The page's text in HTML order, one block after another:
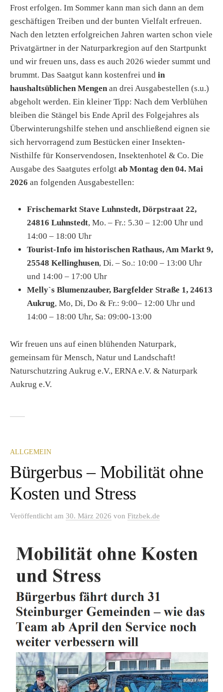
Frost erfolgen. Im Sommer kann man sich dann an dem
geschäftigen Treiben und der bunten Vielfalt erfreuen.
Nach den letzten erfolgreichen Jahren warten schon viele
Privatgärtner in der Naturparkregion auf den Startpunkt
und wir freuen uns, dass es auch 2026 wieder summt und
brummt. Das Saatgut kann kostenfrei und in
haushaltsüblichen Mengenan drei Ausgabestellen (s.u.)
abgeholt werden. Ein kleiner Tipp: Nach dem Verblühen
bleiben die Stängel bis Ende April des Folgejahres als
Überwinterungshilfe stehen und anschließend eignen sie
sich hervorragend zum Bestücken einer Insekten-
Nisthilfe für Konservendosen, Insektenhotel & Co. Die
Ausgabe des Saatgutes erfolgt ab Montag den 04. Mai
2026 an folgenden Ausgabestellen:
Frischemarkt Stave Luhnstedt, Dörpstraat 22,
24816 Luhnstedt, Mo. – Fr.: 5.30 – 12:00 Uhr und
14:00 – 18:00 Uhr
Tourist-Info im historischen Rathaus, Am Markt 9,
25548 Kellinghusen, Di. – So.: 10:00 – 13:00 Uhr
und 14:00 – 17:00 Uhr
Melly`s Blumenzauber, Bargfelder Straße 1, 24613
Aukrug, Mo, Di, Do & Fr.: 9:00– 12:00 Uhr und
14:00 – 18:00 Uhr, Sa: 09:00-13:00
Wir freuen uns auf einen blühenden Naturpark,
gemeinsam für Mensch, Natur und Landschaft!
Naturschutzring Aukrug e.V., ERNA e.V. & Naturpark
Aukrug e.V.
ALLGEMEIN
Bürgerbus – Mobilität ohne
Kosten und Stress
Veröffentlicht am 30. März 2026 von Fitzbek.de